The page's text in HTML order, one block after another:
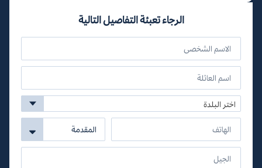
الرجاء تعبئة التفاصيل التالية
اختر البلدة